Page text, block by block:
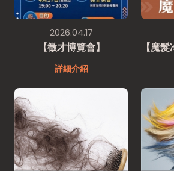
2026.04.17
【徵才博覽會】
詳細介紹